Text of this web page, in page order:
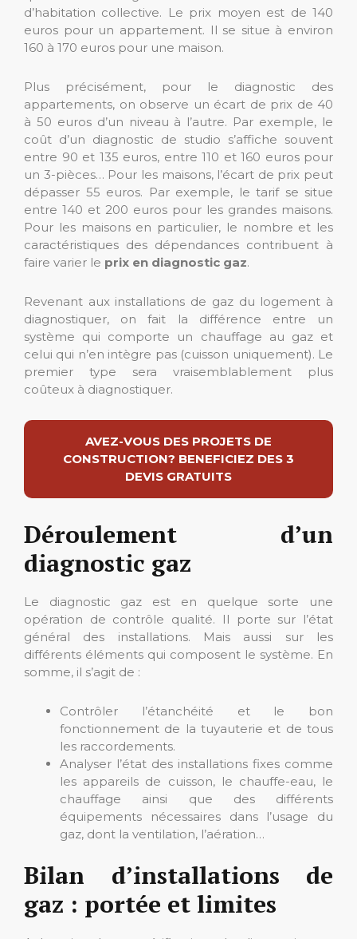
d’habitation collective. Le prix moyen est de 140
euros pour un appartement. Il se situe à environ
160 à 170 euros pour une maison.
Plus précisément, pour le diagnostic des
appartements, on observe un écart de prix de 40
à 50 euros d’un niveau à l’autre. Par exemple, le
coût d’un diagnostic de studio s’affiche souvent
entre 90 et 135 euros, entre 110 et 160 euros pour
un 3-pièces… Pour les maisons, l’écart de prix peut
dépasser 55 euros. Par exemple, le tarif se situe
entre 140 et 200 euros pour les grandes maisons.
Pour les maisons en particulier, le nombre et les
caractéristiques des dépendances contribuent à
faire varier le prix en diagnostic gaz.
Revenant aux installations de gaz du logement à
diagnostiquer, on fait la différence entre un
système qui comporte un chauffage au gaz et
celui qui n’en intègre pas (cuisson uniquement). Le
premier type sera vraisemblablement plus
coûteux à diagnostiquer.
AVEZ-VOUS DES PROJETS DE
CONSTRUCTION? BENEFICIEZ DES 3
DEVIS GRATUITS
Déroulement d’un
diagnostic gaz
Le diagnostic gaz est en quelque sorte une
opération de contrôle qualité. Il porte sur l’état
général des installations. Mais aussi sur les
différents éléments qui composent le système. En
somme, il s’agit de :
Contrôler l’étanchéité et le bon
fonctionnement de la tuyauterie et de tous
les raccordements.
Analyser l’état des installations fixes comme
les appareils de cuisson, le chauffe-eau, le
chauffage ainsi que des différents
équipements nécessaires dans l’usage du
gaz, dont la ventilation, l’aération…
Bilan d’installations de
gaz : portée et limites